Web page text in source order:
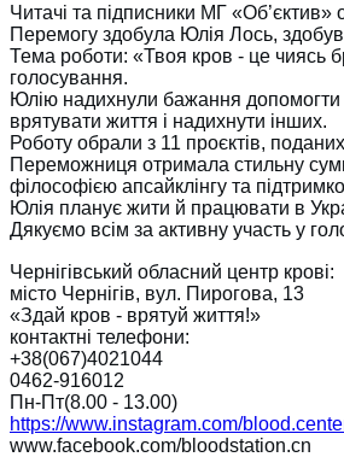
Читачі та підписники МГ «Об’єктив»
Перемогу здобула Юлія Лось,
Тема роботи: «Твоя кров - це чиясь
голосування.
Юлію надихнули бажання допомогти
врятувати життя і надихнути інших.
Роботу обрали з 11 проєктів,
Переможниця отримала стильну
філософією апсайклінгу та
Юлія планує жити й працювати в
Дякуємо всім за активну участь у
Чернігівський обласний центр крові:
місто Чернігів, вул. Пирогова, 13
«Здай кров - врятуй життя!»
контактні телефони:
+38(067)4021044
0462-916012
Пн-Пт(8.00 - 13.00)
https://www.instagram.com/
www.facebook.com/bloodstation.cn